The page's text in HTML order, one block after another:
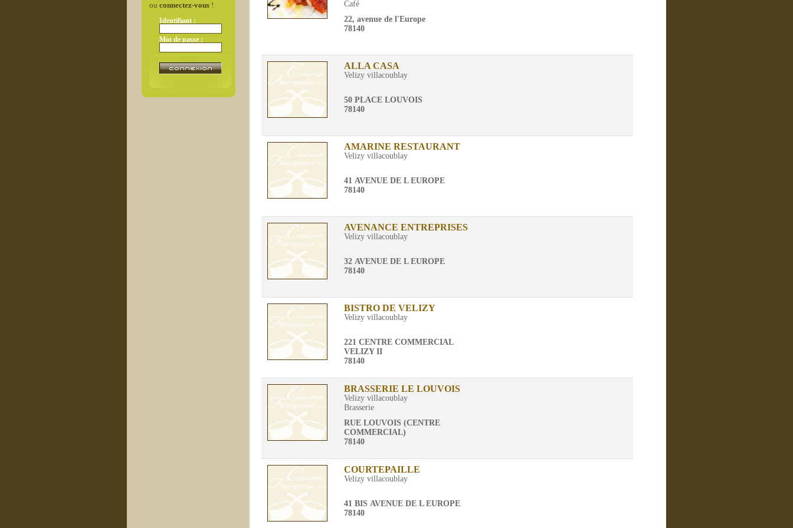
ou connectez-vous!
Identifiant :
Mot de passe :
Café
22, avenue de l'Europe
78140
ALLA CASA
Velizy villacoublay
50 PLACE LOUVOIS
78140
AMARINE RESTAURANT
Velizy villacoublay
41 AVENUE DE L EUROPE
78140
AVENANCE ENTREPRISES
Velizy villacoublay
32 AVENUE DE L EUROPE
78140
BISTRO DE VELIZY
Velizy villacoublay
221 CENTRE COMMERCIAL
VELIZY II
78140
BRASSERIE LE LOUVOIS
Velizy villacoublay
Brasserie
RUE LOUVOIS (CENTRE
COMMERCIAL)
78140
COURTEPAILLE
Velizy villacoublay
41 BIS AVENUE DE L EUROPE
78140